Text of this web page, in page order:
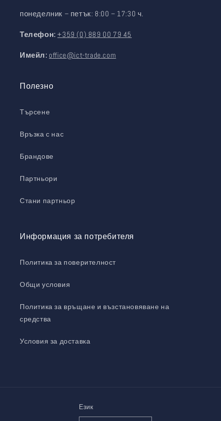
понеделник – петък: 8:00 – 17:30 ч.
Телефон: +359 (0) 889 00 79 45
Имейл: office@ict-trade.com
Полезно
Търсене
Връзка с нас
Брандове
Партньори
Стани партньор
Информация за потребителя
Политика за поверителност
Общи условия
Политика за връщане и възстановяване на
средства
Условия за доставка
Език